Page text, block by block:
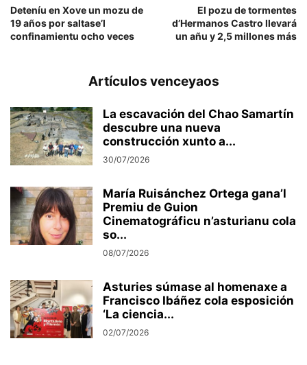
Deteníu en Xove un mozu de
19 años por saltase’l
confinamientu ocho veces
El pozu de tormentes
d’Hermanos Castro llevará
un añu y 2,5 millones más
Artículos venceyaos
La escavación del Chao Samartín
descubre una nueva
construcción xunto a...
30/07/2026
María Ruisánchez Ortega gana’l
Premiu de Guion
Cinematográficu n’asturianu cola
so...
08/07/2026
Asturies súmase al homenaxe a
Francisco Ibáñez cola esposición
‘La ciencia...
02/07/2026